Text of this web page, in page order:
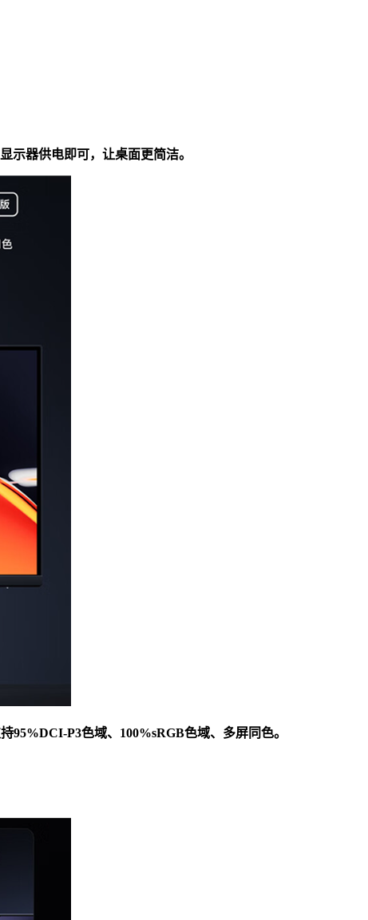
示器供电即可，让桌面更简洁。
95%DCI-P3色域、100%sRGB色域、多屏同色。